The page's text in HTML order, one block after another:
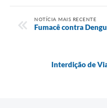
Jornal
Agenda
NOTÍCIA MAIS RECENTE
Fumacê contra
Interdição de